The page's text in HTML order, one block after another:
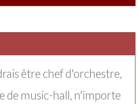
être chef d'orchestre,
de music-hall, n'importe